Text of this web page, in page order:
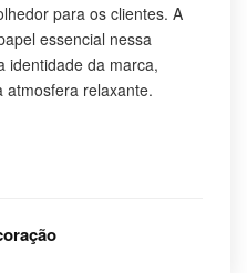
para os clientes. A
essencial nessa
identidade da marca,
atmosfera relaxante.